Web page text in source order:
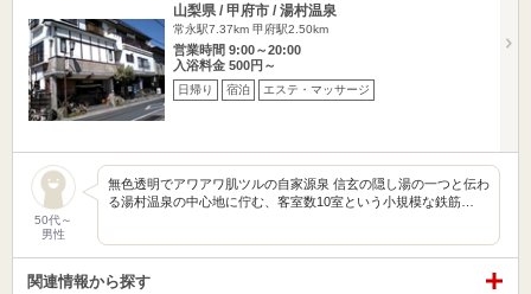
山梨県 / 甲府市 / 湯村温泉
常永駅7.37km 甲府駅2.50km
営業時間 9:00～20:00
入浴料金 500円～
日帰り 宿泊 エステ・マッサージ
50代～
男性
無色透明でアワアワ肌ツルの自家源泉 信玄の隠し湯の一つと伝わ
る湯村温泉の中心地に佇む、客室数10室という小規模な鉄筋…
関連情報から探す